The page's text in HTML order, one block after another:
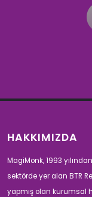
HAKKIMIZDA
MagiMonk, 1993
sektörde yer alan BTR
yapmış olan kurumsal